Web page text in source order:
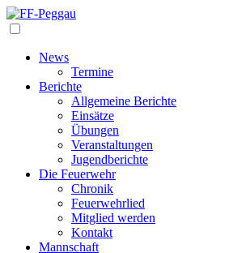
News
Termine
Berichte
Allgemeine Berichte
Einsätze
Übungen
Veranstaltungen
Jugendberichte
Die Feuerwehr
Chronik
Feuerwehrlied
Mitglied werden
Kontakt
Mannschaft